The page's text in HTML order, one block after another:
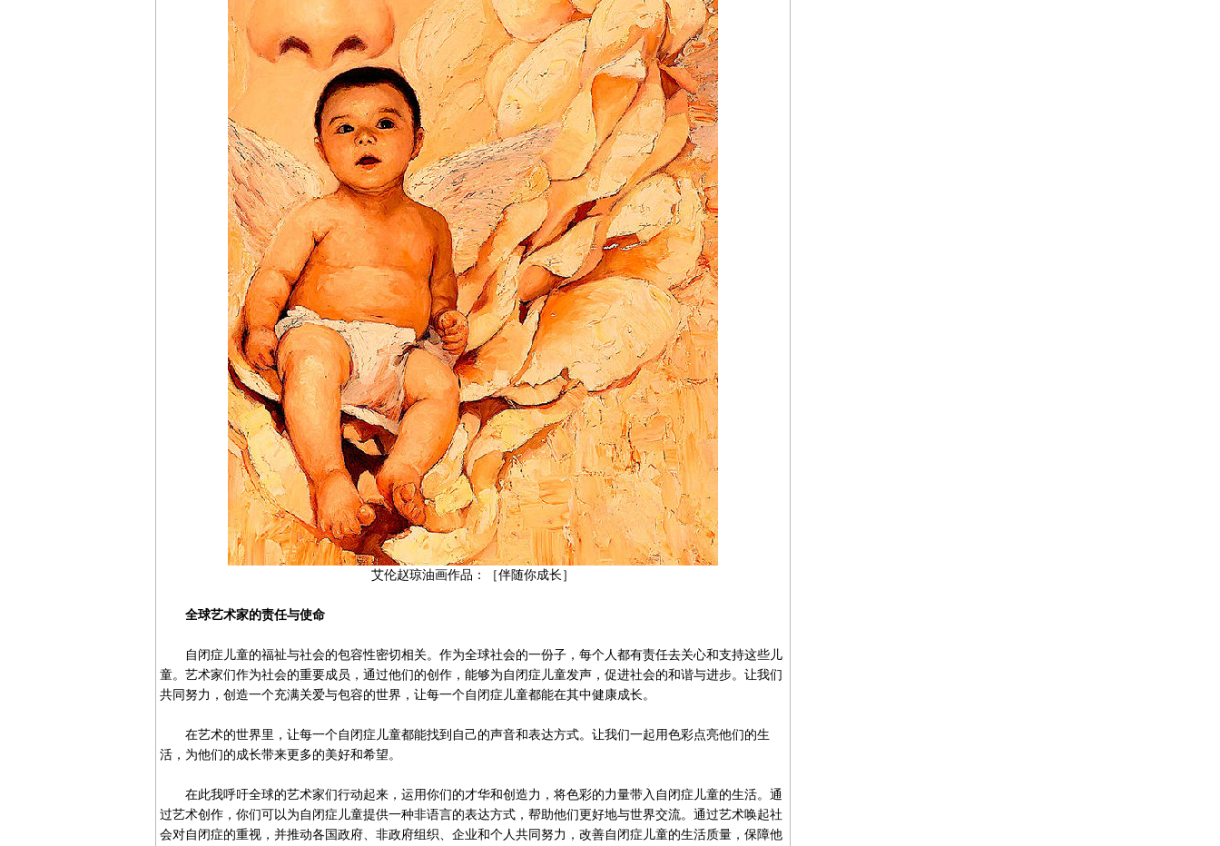
艾伦赵琼油画作品： ［伴随你成长］
全球艺术家的责任与使命
自闭症儿童的福祉与社会的包容性密切相关。作为全球社会的一份子，每个人都有责任去关心和支持这些儿
童。艺术家们作为社会的重要成员，通过他们的创作，能够为自闭症儿童发声，促进社会的和谐与进步。让我们
共同努力，创造一个充满关爱与包容的世界，让每一个自闭症儿童都能在其中健康成长。
在艺术的世界里，让每一个自闭症儿童都能找到自己的声音和表达方式。让我们一起用色彩点亮他们的生
活，为他们的成长带来更多的美好和希望。
在此我呼吁全球的艺术家们行动起来，运用你们的才华和创造力，将色彩的力量带入自闭症儿童的生活。通
过艺术创作，你们可以为自闭症儿童提供一种非语言的表达方式，帮助他们更好地与世界交流。通过艺术唤起社
会对自闭症的重视，并推动各国政府、非政府组织、企业和个人共同努力，改善自闭症儿童的生活质量，保障他